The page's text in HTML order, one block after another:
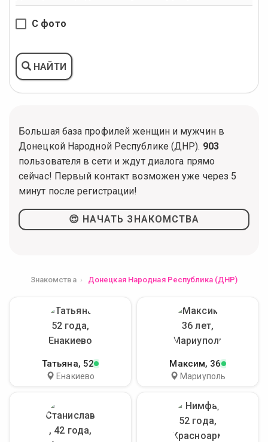
С фото
НАЙТИ
Большая база профилей женщин и мужчин в
Донецкой Народной Республике (ДНР). 903
пользователя в сети и ждут диалога прямо
сейчас! Первый контакт возможен уже через 5
минут после регистрации!
😍 НАЧАТЬ ЗНАКОМСТВА
Знакомства Донецкая Народная Республика (ДНР)
Татьяна, 52
Енакиево
Максим, 36
Мариуполь